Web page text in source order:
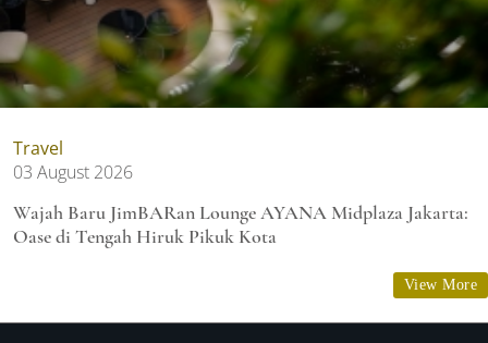
Travel
03 August 2026
Wajah Baru JimBARan Lounge AYANA Midplaza Jakarta:
Oase di Tengah Hiruk Pikuk Kota
View More